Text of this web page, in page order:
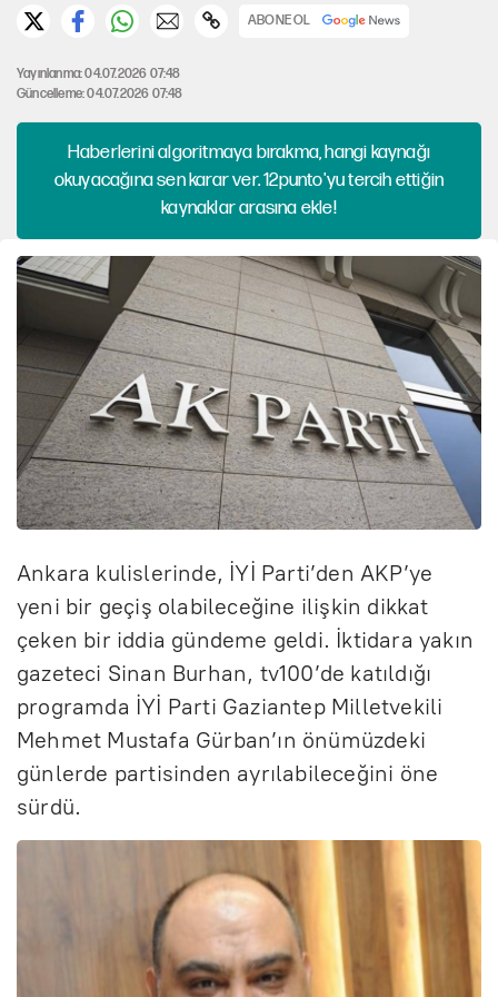
ABONE OL
Yayınlanma: 04.07.2026 07:48
Güncelleme: 04.07.2026 07:48
Haberlerini algoritmaya bırakma, hangi kaynağı
okuyacağına sen karar ver. 12punto'yu tercih ettiğin
kaynaklar arasına ekle!
Ankara kulislerinde, İYİ Parti’den AKP’ye
yeni bir geçiş olabileceğine ilişkin dikkat
çeken bir iddia gündeme geldi. İktidara yakın
gazeteci Sinan Burhan, tv100’de katıldığı
programda İYİ Parti Gaziantep Milletvekili
Mehmet Mustafa Gürban’ın önümüzdeki
günlerde partisinden ayrılabileceğini öne
sürdü.